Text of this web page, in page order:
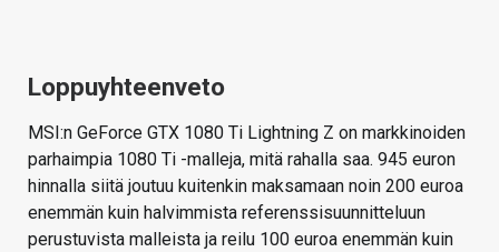
Loppuyhteenveto
MSI:n GeForce GTX 1080 Ti Lightning Z on markkinoiden
parhaimpia 1080 Ti -malleja, mitä rahalla saa. 945 euron
hinnalla siitä joutuu kuitenkin maksamaan noin 200 euroa
enemmän kuin halvimmista referenssisuunnitteluun
perustuvista malleista ja reilu 100 euroa enemmän kuin